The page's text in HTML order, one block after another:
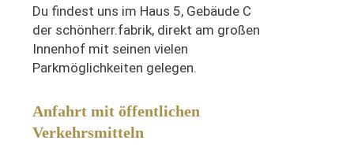
Du findest uns im Haus 5, Gebäude C
der schönherr.fabrik, direkt am großen
Innenhof mit seinen vielen
Parkmöglichkeiten gelegen.
Anfahrt mit öffentlichen
Verkehrsmitteln